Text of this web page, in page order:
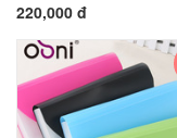
220,000 đ